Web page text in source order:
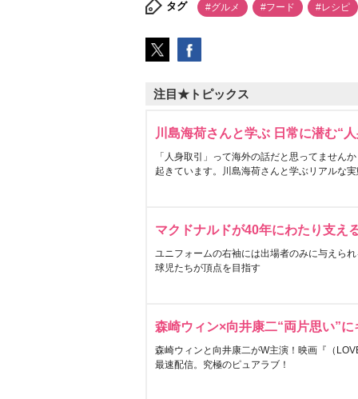
タグ #グルメ #フード #レシピ
注目★トピックス
川島海荷さんと学ぶ 日常に潜む“
「人身取引」って海外の話だと思ってません
起きています。川島海荷さんと学ぶリアルな
マクドナルドが40年にわたり支え
ユニフォームの右袖には出場者のみに与えら
球児たちが頂点を目指す
森崎ウィン×向井康二“両片思い”
森崎ウィンと向井康二がW主演！映画『（
最速配信。究極のピュアラブ！